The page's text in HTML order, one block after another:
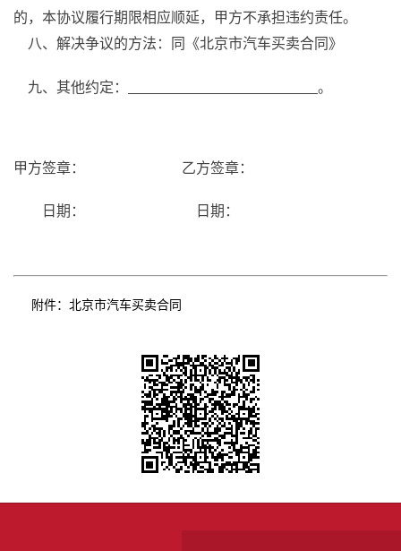
的，本协议履行期限相应顺延，甲方不承担违约责任。
八、解决争议的方法：同《北京市汽车买卖合同》
九、其他约定： 。
甲方签章： 乙方签章：
日期： 日期：
附件： 北京市汽车买卖合同